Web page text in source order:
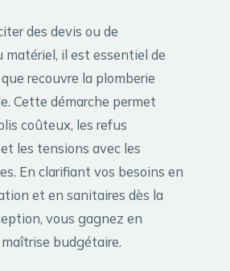
des devis ou de
matériel, il est essentiel de
recouvre la plomberie
Cette démarche permet
coûteux, les refus
les tensions avec les
En clarifiant vos besoins en
et en sanitaires dès la
vous gagnez en
budgétaire.